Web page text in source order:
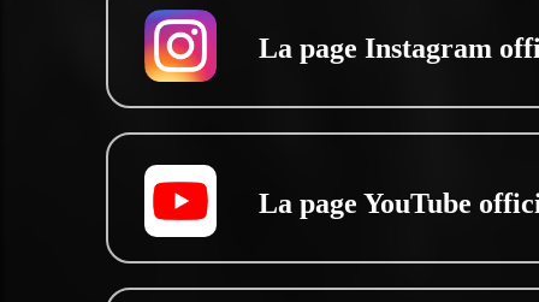
La page Instagram
La page YouTube